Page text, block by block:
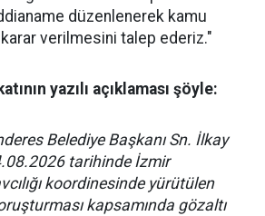
düzenlenerek kamu
karar verilmesini talep ederiz."
yazılı açıklaması şöyle:
Belediye Başkanı Sn. İlkay
tarihinde İzmir
koordinesinde yürütülen
kapsamında gözaltı